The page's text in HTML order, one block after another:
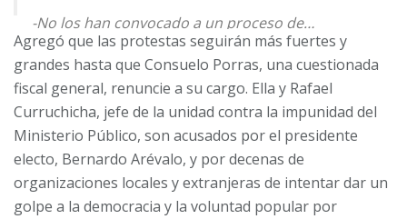
-No los han convocado a un proceso de…
pic.twitter.com/LNnMEmNUc6
— Prensa Comunitaria Km169 (@PrensaComunitar)
October 8, 2023
Agregó que las protestas seguirán más fuertes y
grandes hasta que Consuelo Porras, una cuestionada
fiscal general, renuncie a su cargo. Ella y Rafael
Curruchicha, jefe de la unidad contra la impunidad del
Ministerio Público, son acusados por el presidente
electo, Bernardo Arévalo, y por decenas de
organizaciones locales y extranjeras de intentar dar un
golpe a la democracia y la voluntad popular por